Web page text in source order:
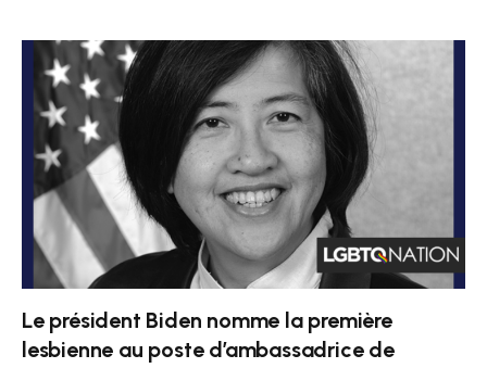
Le président Biden nomme la première
lesbienne au poste d’ambassadrice de